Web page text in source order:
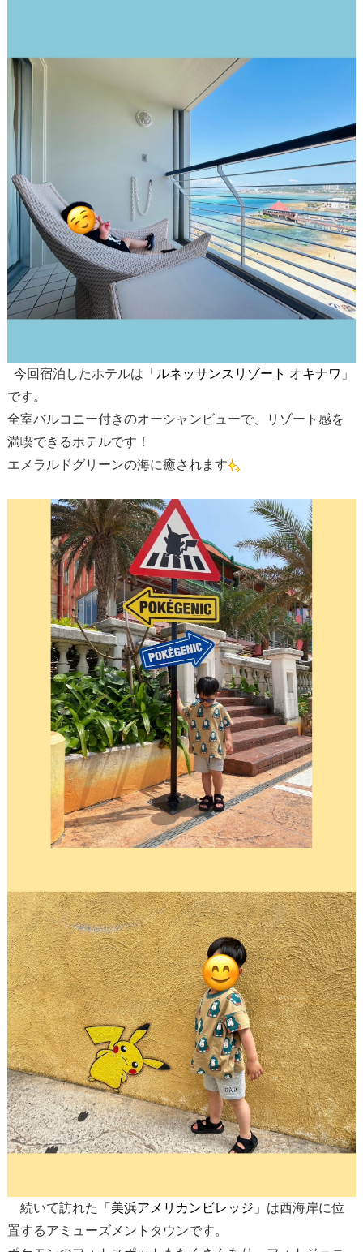
今回宿泊したホテルは「 ルネッサンスリゾート オキナワ 」
です。
全室バルコニー付きのオーシャンビューで、リゾート感を
満喫できるホテルです！
エメラルドグリーンの海に癒されます
続いて訪れた「 美浜アメリカンビレッジ 」は西海岸に位
置するアミューズメントタウンです。